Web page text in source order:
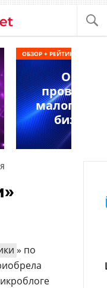
» по
малого и
бизнеса
ОБЗОР + РЕЙТИНГ